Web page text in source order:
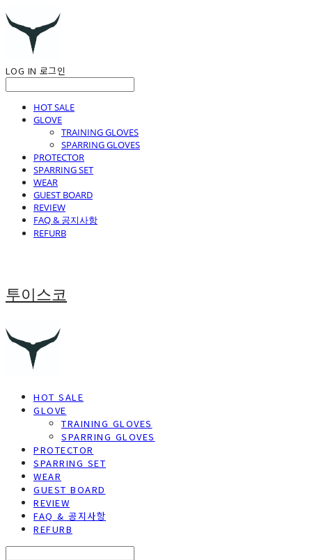
LOG IN 로그인
HOT SALE
GLOVE
TRAINING GLOVES
SPARRING GLOVES
PROTECTOR
SPARRING SET
WEAR
GUEST BOARD
REVIEW
FAQ & 공지사항
REFURB
투이스코
HOT SALE
GLOVE
TRAINING GLOVES
SPARRING GLOVES
PROTECTOR
SPARRING SET
WEAR
GUEST BOARD
REVIEW
FAQ & 공지사항
REFURB